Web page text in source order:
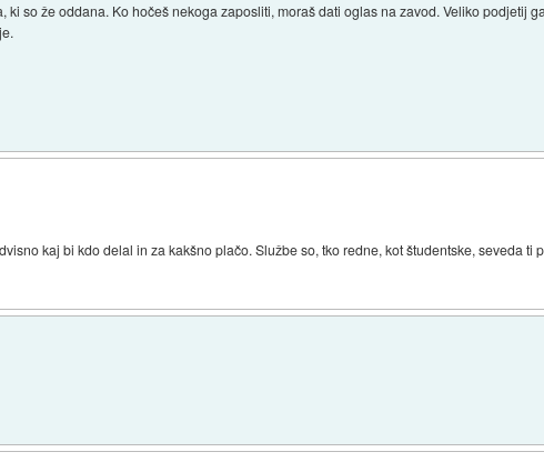
so že oddana. Ko hočeš nekoga zaposliti, moraš dati oglas na zavod. Veliko podjetij
kaj bi kdo delal in za kakšno plačo. Službe so, tko redne, kot študentske, seveda ti